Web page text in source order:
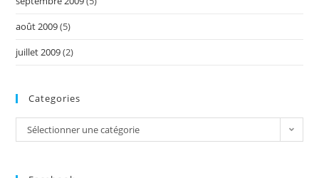
août 2009(5)
juillet 2009(2)
Categories
Categories
Sélectionner une catégorie